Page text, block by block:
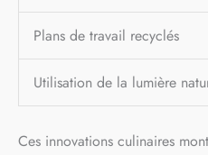
Plans de travail recyclés
Utilisation de la lumière
Ces innovations culinaires